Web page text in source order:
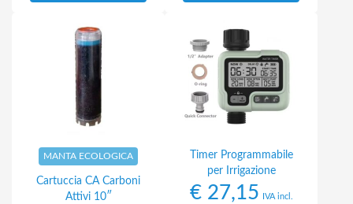
MANTA ECOLOGICA
Cartuccia CA Carboni
Attivi 10″
Timer Programmabile
per Irrigazione
€27,15 IVA incl.